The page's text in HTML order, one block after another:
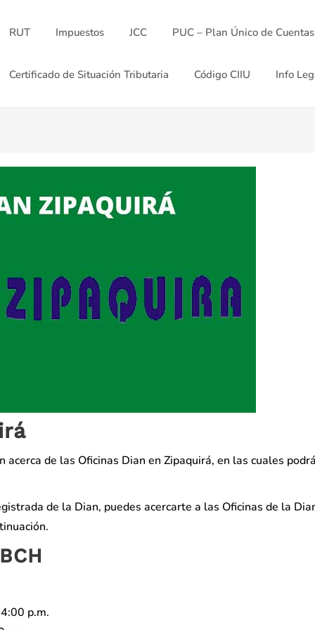
RUT Impuestos JCC PUC – Plan Único de
Certificado de Situación Tributaria Código CIIU Info
de las Oficinas Dian en Zipaquirá, en las cuales
de la Dian, puedes acercarte a las Oficinas de la
p.m.